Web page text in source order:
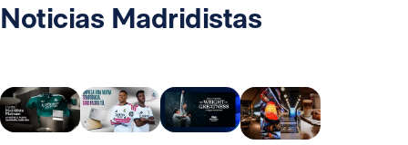
Noticias Madridistas